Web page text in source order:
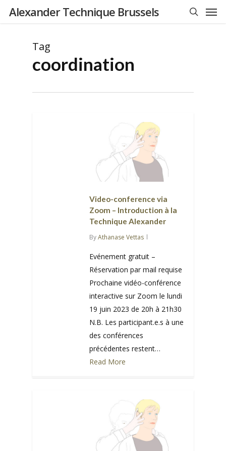
SkipAlexander Technique Brussels
Tag
coordination
Video-conference via
Zoom – Introduction à la
Technique Alexander
ByAthanase Vettas
Evénement gratuit –
Réservation par mail requise
Prochaine vidéo-conférence
interactive sur Zoom le lundi
19 juin 2023 de 20h à 21h30
N.B. Les participant.e.s à une
des conférences
précédentes restent…
Read More